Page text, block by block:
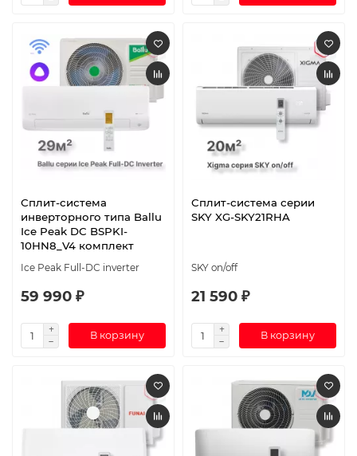
Сплит-система
инверторного типа Ballu
Ice Peak DC BSPKI-
10HN8_V4 комплект
Ice Peak Full-DC inverter
59 990 ₽
В корзину
Сплит-система серии
SKY XG-SKY21RHA
SKY on/off
21 590 ₽
В корзину